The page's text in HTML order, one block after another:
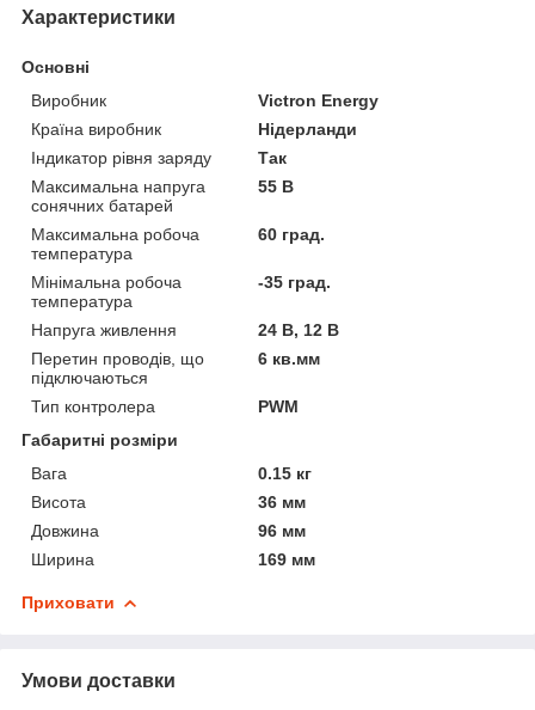
Характеристики
Основні
Виробник
Victron Energy
Країна виробник
Нідерланди
Індикатор рівня заряду
Так
Максимальна напруга
сонячних батарей
55 В
Максимальна робоча
температура
60 град.
Мінімальна робоча
температура
-35 град.
Напруга живлення
24 В, 12 В
Перетин проводів, що
підключаються
6 кв.мм
Тип контролера
PWM
Габаритні розміри
Вага
0.15 кг
Висота
36 мм
Довжина
96 мм
Ширина
169 мм
Приховати
Умови доставки